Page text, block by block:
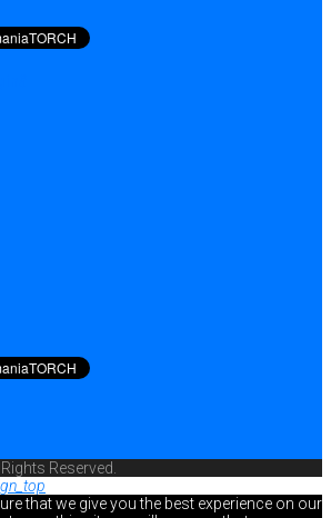
Reserved.
that we give you the best experience on our